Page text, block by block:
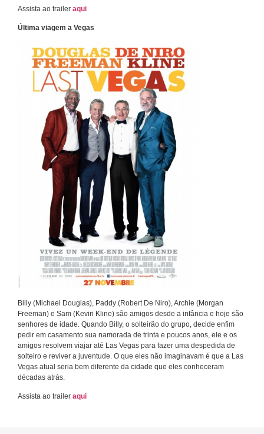
Assista ao trailer aqui
Última viagem a Vegas
Billy (Michael Douglas), Paddy (Robert De Niro), Archie (Morgan
Freeman) e Sam (Kevin Kline) são amigos desde a infância e hoje são
senhores de idade. Quando Billy, o solteirão do grupo, decide enfim
pedir em casamento sua namorada de trinta e poucos anos, ele e os
amigos resolvem viajar até Las Vegas para fazer uma despedida de
solteiro e reviver a juventude. O que eles não imaginavam é que a Las
Vegas atual seria bem diferente da cidade que eles conheceram
décadas atrás.
Assista ao trailer aqui